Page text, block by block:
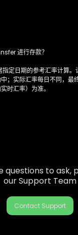
进行存款？
指定日期的参考汇率计算
；实际汇率每日不同，最
时汇率）为准。
questions to ask,
our Support Team
Contact Support